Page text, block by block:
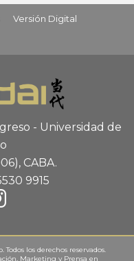
Versión Digital
- Universidad de
CABA.
9915
los derechos reservados.
Marketing y Prensa en